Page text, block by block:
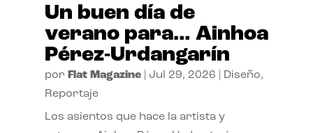
Un buen día de
verano para… Ainhoa
Pérez-Urdangarín
por Flat Magazine| Jul 29, 2026 Diseño,
Reportaje
Los asientos que hace la artista y